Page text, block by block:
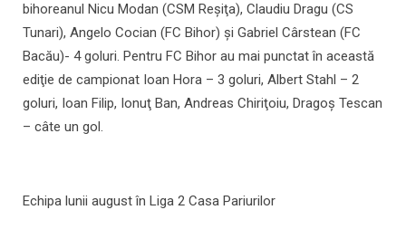
bihoreanul Nicu Modan (CSM Reşiţa), Claudiu Dragu (CS
Tunari), Angelo Cocian (FC Bihor) şi Gabriel Cârstean (FC
Bacău)- 4 goluri. Pentru FC Bihor au mai punctat în această
ediţie de campionat Ioan Hora – 3 goluri, Albert Stahl – 2
goluri, Ioan Filip, Ionuţ Ban, Andreas Chiriţoiu, Dragoş Tescan
– câte un gol.
Echipa lunii august în Liga 2 Casa Pariurilor